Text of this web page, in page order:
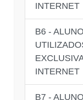
INTERNET
B6 -
INTERNET
B7 -